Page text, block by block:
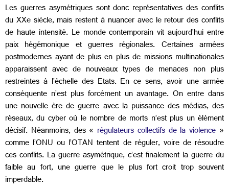
Les guerres asymétriques sont donc représentatives des conflits
du XXe siècle, mais restent à nuancer avec le retour des conflits
de haute intensité. Le monde contemporain vit aujourd’hui entre
paix hégémonique et guerres régionales. Certaines armées
postmodernes ayant de plus en plus de missions multinationales
apparaissent avec de nouveaux types de menaces non plus
restreintes à l’échelle des Etats. En ce sens, avoir une armée
conséquente n’est plus forcément un avantage. On entre dans
une nouvelle ère de guerre avec la puissance des médias, des
réseaux, du cyber où le nombre de morts n’est plus un élément
décisif. Néanmoins, des « régulateurs collectifs de la violence »
comme l’ONU ou l’OTAN tentent de réguler, voire de résoudre
ces conflits. La guerre asymétrique, c’est finalement la guerre du
faible au fort, une guerre que le plus fort croit trop souvent
imperdable.